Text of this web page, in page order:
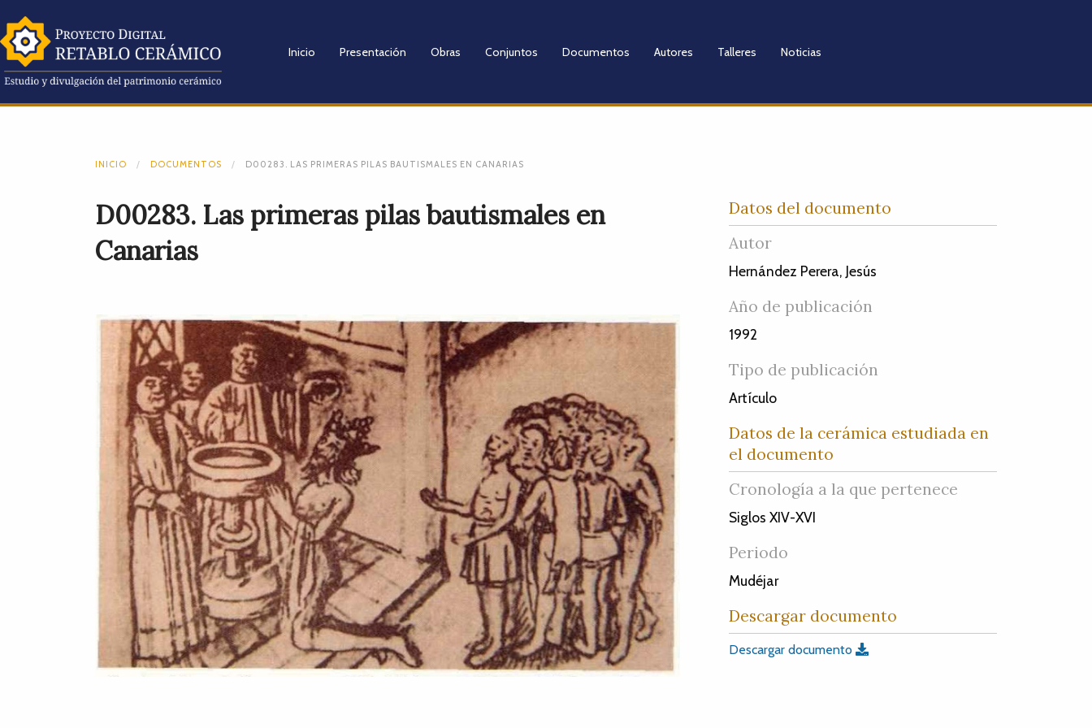
Inicio Presentación Obras Conjuntos Documentos Autores Talleres Noticias
INICIO DOCUMENTOS D00283. LAS PRIMERAS PILAS BAUTISMALES EN CANARIAS
D00283. Las primeras pilas bautismales en
Canarias
Datos del documento
Autor
Hernández Perera, Jesús
Año de publicación
1992
Tipo de publicación
Artículo
Datos de la cerámica estudiada en
el documento
Cronología a la que pertenece
Siglos XIV-XVI
Periodo
Mudéjar
Descargar documento
Descargar documento